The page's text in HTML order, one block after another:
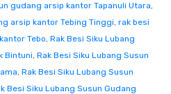
gudang arsip kantor Tapanuli Utara,
arsip kantor Tebing Tinggi, rak besi
Tebo, Rak Besi Siku Lubang
Bintuni, Rak Besi Siku Lubang Susun
, Rak Besi Siku Lubang Susun
Besi Siku Lubang Susun Gudang